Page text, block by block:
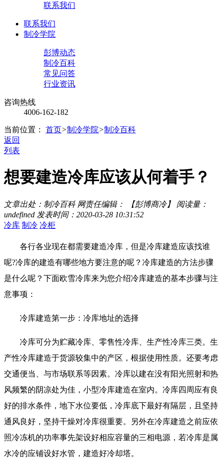
联系我们
联系我们
制冷学院
彭博动态
制冷百科
常见问答
行业资讯
咨询热线
4006-162-182
当前位置： 首页>制冷学院>制冷百科
返回
列表
想要建造冷库应该从何着手？
文章出处：制冷百科 网责任编辑： 【彭博商冷】 阅读量：
undefined 发表时间：2020-03-28 10:31:52
冷库 制冷 冷柜
各行各业现在都需要建造冷库，但是冷库建造应该找谁
呢?冷库的建造有哪些地方要注意的呢？冷库建造的方法步骤
是什么呢？下面欧雪冷库来为您介绍冷库建造的基本步骤与注
意事项：
冷库建造第一步：冷库地址的选择
冷库可分为贮藏冷库、零售性冷库、生产性冷库三类。生
产性冷库建造于货源较集中的产区，根据使用性质。还要考虑
交通便当、与市场联系等因素。冷库以建在没有阳光照射和热
风频繁的阴凉处为佳，小型冷库建造在室内。冷库四周应有良
好的排水条件，地下水位要低，冷库底下最好有隔层，且坚持
通风良好，坚持干燥对冷库很重要。另外在冷库建造之前应依
照冷冻机的功率事先架设好相应容量的三相电源，若冷库是属
水冷的应铺设好水管，建造好冷却塔。